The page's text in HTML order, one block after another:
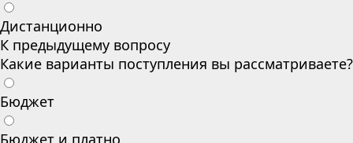
Дистанционно
К предыдущему вопросу
Какие варианты поступления вы рассматриваете?
Бюджет
Бюджет и платно